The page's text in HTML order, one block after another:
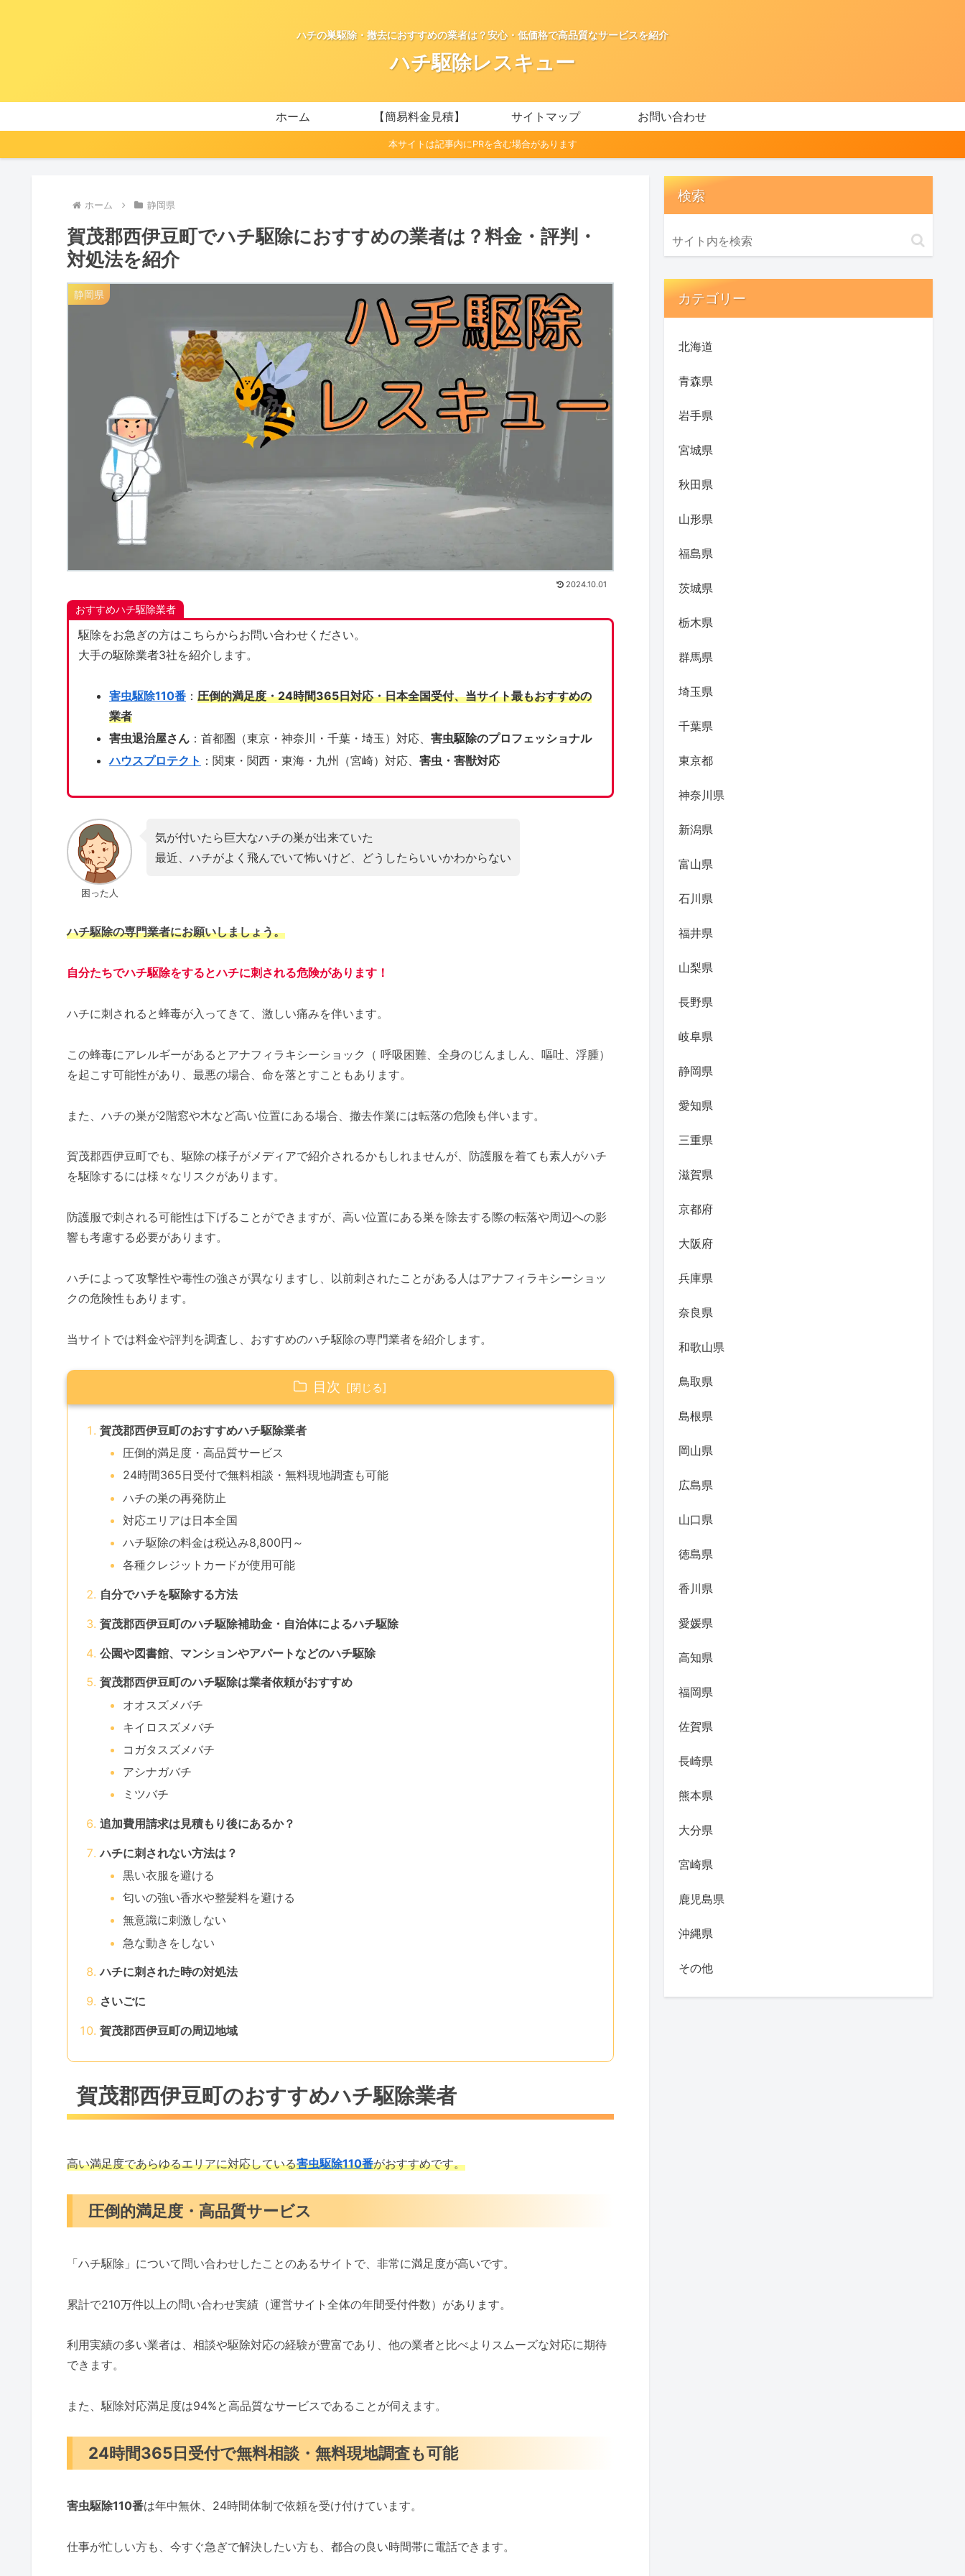
ハチの巣駆除・撤去におすすめの業者は？安心・低価格で高品質なサービスを紹介
ハチ駆除レスキュー
ホーム 【簡易料金見積】 サイトマップ お問い合わせ
本サイトは記事内にPRを含む場合があります
ホーム 静岡県
賀茂郡西伊豆町でハチ駆除におすすめの業者は？料金・評判・
対処法を紹介
静岡県
2024.10.01
おすすめハチ駆除業者
駆除をお急ぎの方はこちらからお問い合わせください。
大手の駆除業者3社を紹介します。
害虫駆除110番： 圧倒的満足度・24時間365日対応・日本全国受付、当サイト最もおすすめの
業者
害虫退治屋さん：首都圏（東京・神奈川・千葉・埼玉）対応、 害虫駆除のプロフェッショナル
ハウスプロテクト ：関東・関西・東海・九州（宮崎）対応、 害虫・害獣対応
困った人
気が付いたら巨大なハチの巣が出来ていた
最近、ハチがよく飛んでいて怖いけど、どうしたらいいかわからない
ハチ駆除の専門業者にお願いしましょう。
自分たちでハチ駆除をするとハチに刺される危険があります！
ハチに刺されると蜂毒が入ってきて、激しい痛みを伴います。
この蜂毒にアレルギーがあるとアナフィラキシーショック（ 呼吸困難、全身のじんましん、嘔吐、浮腫）
を起こす可能性があり、最悪の場合、命を落とすこともあります。
また、ハチの巣が2階窓や木など高い位置にある場合、撤去作業には転落の危険も伴います。
賀茂郡西伊豆町でも、駆除の様子がメディアで紹介されるかもしれませんが、防護服を着ても素人がハチ
を駆除するには様々なリスクがあります。
防護服で刺される可能性は下げることができますが、高い位置にある巣を除去する際の転落や周辺への影
響も考慮する必要があります。
ハチによって攻撃性や毒性の強さが異なりますし、以前刺されたことがある人はアナフィラキシーショッ
クの危険性もあります。
当サイトでは料金や評判を調査し、おすすめのハチ駆除の専門業者を紹介します。
目次
賀茂郡西伊豆町のおすすめハチ駆除業者
圧倒的満足度・高品質サービス
24時間365日受付で無料相談・無料現地調査も可能
ハチの巣の再発防止
対応エリアは日本全国
ハチ駆除の料金は税込み8,800円～
各種クレジットカードが使用可能
自分でハチを駆除する方法
賀茂郡西伊豆町のハチ駆除補助金・自治体によるハチ駆除
公園や図書館、マンションやアパートなどのハチ駆除
賀茂郡西伊豆町のハチ駆除は業者依頼がおすすめ
オオスズメバチ
キイロスズメバチ
コガタスズメバチ
アシナガバチ
ミツバチ
追加費用請求は見積もり後にあるか？
ハチに刺されない方法は？
黒い衣服を避ける
匂いの強い香水や整髪料を避ける
無意識に刺激しない
急な動きをしない
ハチに刺された時の対処法
さいごに
賀茂郡西伊豆町の周辺地域
賀茂郡西伊豆町のおすすめハチ駆除業者
高い満足度であらゆるエリアに対応している害虫駆除110番がおすすめです。
圧倒的満足度・高品質サービス
「ハチ駆除」について問い合わせしたことのあるサイトで、非常に満足度が高いです。
累計で210万件以上の問い合わせ実績（運営サイト全体の年間受付件数）があります。
利用実績の多い業者は、相談や駆除対応の経験が豊富であり、他の業者と比べよりスムーズな対応に期待
できます。
また、駆除対応満足度は94%と高品質なサービスであることが伺えます。
24時間365日受付で無料相談・無料現地調査も可能
害虫駆除110番は年中無休、24時間体制で依頼を受け付けています。
仕事が忙しい方も、今すぐ急ぎで解決したい方も、都合の良い時間帯に電話できます。
検索
カテゴリー
北海道
青森県
岩手県
宮城県
秋田県
山形県
福島県
茨城県
栃木県
群馬県
埼玉県
千葉県
東京都
神奈川県
新潟県
富山県
石川県
福井県
山梨県
長野県
岐阜県
静岡県
愛知県
三重県
滋賀県
京都府
大阪府
兵庫県
奈良県
和歌山県
鳥取県
島根県
岡山県
広島県
山口県
徳島県
香川県
愛媛県
高知県
福岡県
佐賀県
長崎県
熊本県
大分県
宮崎県
鹿児島県
沖縄県
その他